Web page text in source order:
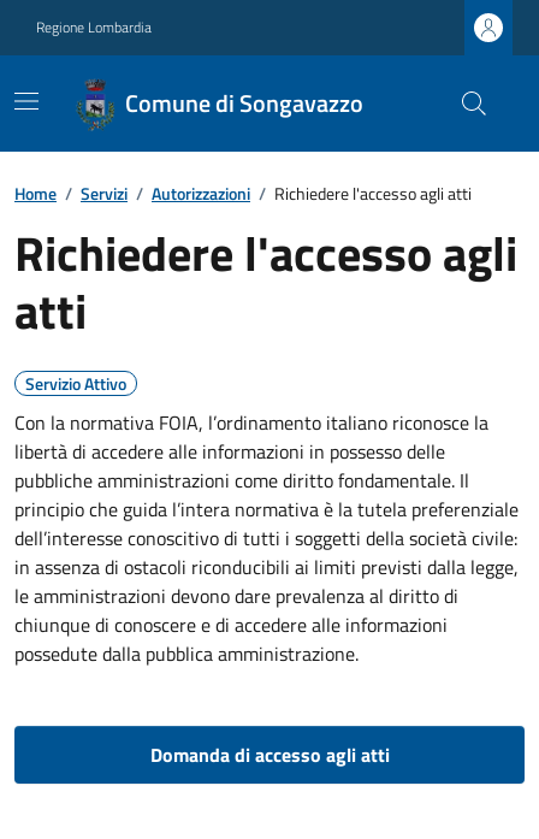
Regione Lombardia
Comune di Songavazzo
Home / Servizi / Autorizzazioni / Richiedere l'accesso agli atti
Richiedere l'accesso agli
atti
Servizio Attivo
Con la normativa FOIA, l’ordinamento italiano riconosce la
libertà di accedere alle informazioni in possesso delle
pubbliche amministrazioni come diritto fondamentale. Il
principio che guida l’intera normativa è la tutela preferenziale
dell’interesse conoscitivo di tutti i soggetti della società civile:
in assenza di ostacoli riconducibili ai limiti previsti dalla legge,
le amministrazioni devono dare prevalenza al diritto di
chiunque di conoscere e di accedere alle informazioni
possedute dalla pubblica amministrazione.
Domanda di accesso agli atti